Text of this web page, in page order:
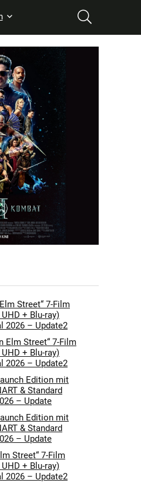
Street“ 7-Film
+ Blu-ray)
2026 – Update2
Elm Street“ 7-Film
+ Blu-ray)
2026 – Update2
Edition mit
& Standard
– Update
Edition mit
& Standard
– Update
Street“ 7-Film
+ Blu-ray)
2026 – Update2